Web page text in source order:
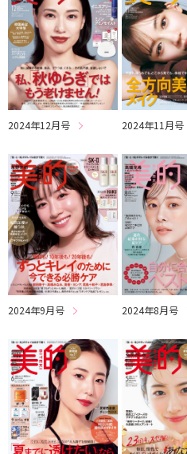
2024年12月号 2024年11月号
2024年9月号 2024年8月号